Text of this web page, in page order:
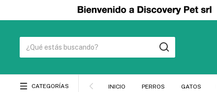
CATEGORÍAS INICIO PERROS GATOS